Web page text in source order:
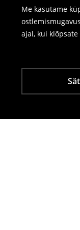
Me kasutame
ajal, kui